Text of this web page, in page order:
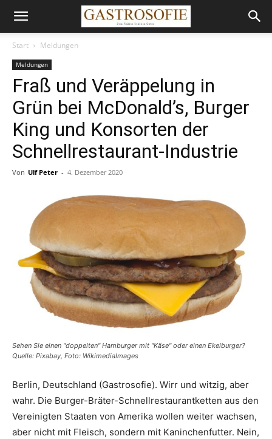
Start Meldungen
Meldungen
Fraß und Veräppelung in
Grün bei McDonald’s, Burger
King und Konsorten der
Schnellrestaurant-Industrie
Von Ulf Peter - 4. Dezember 2020
Sehen Sie einen "doppelten" Hamburger mit "Käse" oder einen Ekelburger?
Quelle: Pixabay, Foto: WikimediaImages
Berlin, Deutschland (Gastrosofie). Wirr und witzig, aber
wahr. Die Burger-Bräter-Schnellrestaurantketten aus den
Vereinigten Staaten von Amerika wollen weiter wachsen,
aber nicht mit Fleisch, sondern mit Kaninchenfutter. Nein,